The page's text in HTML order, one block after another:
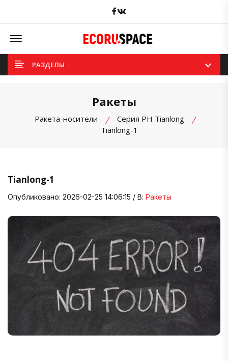
Facebook
Offcanvas Menu Open
РАЗДЕЛЫ
Ракеты
Ракета-носители
Cерия РН Tianlong
Tianlong-1
Tianlong-1
Опубликовано: 2026-02-25 14:06:15 / В: Ракеты